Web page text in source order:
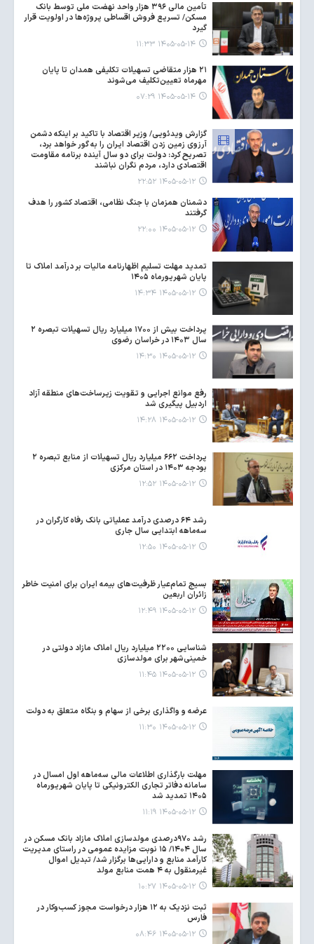
تأمین مالی ۳۹۶ هزار واحد نهضت ملی توسط بانک
مسکن/ تسریع فروش اقساطی پروژه‌ها در اولویت قرار
گیرد
۱۴۰۵-۰۵-۱۴ ۱۱:۳۳
۲۱ هزار متقاضی تسهیلات تکلیفی همدان تا پایان
مهرماه تعیین‌تکلیف می‌شوند
۱۴۰۵-۰۵-۱۴ ۰۷:۲۹
گزارش ویدئویی/ وزیر اقتصاد با تاکید بر اینکه دشمن
آرزوی زمین زدن اقتصاد ایران را به گور خواهد برد،
تصریح کرد: دولت برای دو سال آینده برنامه مقاومت
اقتصادی دارد، مردم نگران نباشند
۱۴۰۵-۰۵-۱۲ ۲۲:۵۲
دشمنان همزمان با جنگ نظامی، اقتصاد کشور را هدف
گرفتند
۱۴۰۵-۰۵-۱۲ ۲۲:۰۰
تمدید مهلت تسلیم اظهارنامه مالیات بر درآمد املاک تا
پایان شهریورماه ۱۴۰۵
۱۴۰۵-۰۵-۱۲ ۱۴:۳۴
پرداخت بیش از ۱۷۰۰ میلیارد ریال تسهیلات تبصره ۲
سال ۱۴۰۳ در خراسان رضوی
۱۴۰۵-۰۵-۱۲ ۱۴:۳۰
رفع موانع اجرایی و تقویت زیرساخت‌های منطقه آزاد
اردبیل پیگیری شد
۱۴۰۵-۰۵-۱۲ ۱۴:۲۸
پرداخت ۶۶۲ میلیارد ریال تسهیلات از منابع تبصره ۲
بودجه ۱۴۰۳ در استان مرکزی
۱۴۰۵-۰۵-۱۲ ۱۲:۵۲
رشد ۶۴ درصدی درآمد عملیاتی بانک رفاه کارگران در
سه‌ماهه ابتدایی سال جاری
۱۴۰۵-۰۵-۱۲ ۱۲:۵۰
بسیج تمام‌عیار ظرفیت‌های بیمه ایران برای امنیت خاطر
زائران اربعین
۱۴۰۵-۰۵-۱۲ ۱۲:۴۹
شناسایی ۲۲۰۰ میلیارد ریال املاک مازاد دولتی در
خمینی‌شهر برای مولدسازی
۱۴۰۵-۰۵-۱۲ ۱۱:۴۵
عرضه و واگذاری برخی از سهام و بنگاه متعلق به دولت
۱۴۰۵-۰۵-۱۲ ۱۱:۳۰
مهلت بارگذاری اطلاعات مالی سه‌ماهه اول امسال در
سامانه دفاتر تجاری الکترونیکی تا پایان شهریورماه
۱۴۰۵ تمدید شد
۱۴۰۵-۰۵-۱۲ ۱۱:۱۹
رشد ۹۷۰درصدی مولدسازی املاک مازاد بانک مسکن در
سال ۱۴۰۴/ ۱۵ نوبت مزایده عمومی در راستای مدیریت
کارآمد منابع و دارایی‌ها برگزار شد/ تبدیل اموال
غیرمنقول به ۴ همت منابع مولد
۱۴۰۵-۰۵-۱۲ ۱۰:۲۷
ثبت نزدیک به ۱۲ هزار درخواست مجوز کسب‌وکار در
فارس
۱۴۰۵-۰۵-۱۲ ۰۸:۴۶